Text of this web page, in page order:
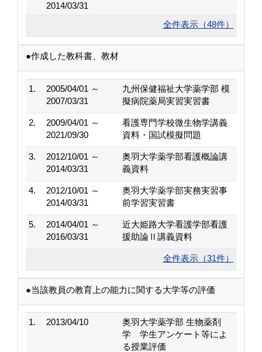
2014/03/31
全件表示（48件）
●作成した教科書、教材
1.
2005/04/01 ～
2007/03/31
九州保健福祉大学薬学部 模
擬病院薬局実習実習書
2.
2009/04/01 ～
2021/09/30
看護専門学校微生物学講義
資料・国試模擬問題
3.
2012/10/01 ～
2014/03/31
奥羽大学薬学部看護概論講
義資料
4.
2012/10/01 ～
2014/03/31
奥羽大学薬学部実務実習事
前学習実習書
5.
2014/04/01 ～
2016/03/31
近大姫路大学看護学部看護
援助論Ⅱ講義資料
全件表示（31件）
●当該教員の教育上の能力に関する大学等の評価
1. 2013/04/10
奥羽大学薬学部 生物薬剤
学 学生アンケート等によ
る授業評価